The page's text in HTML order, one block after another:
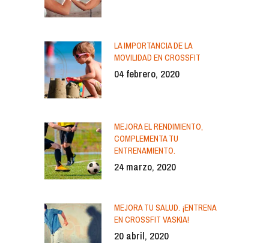
LA IMPORTANCIA DE LA
MOVILIDAD EN CROSSFIT
04 febrero, 2020
MEJORA EL RENDIMIENTO,
COMPLEMENTA TU
ENTRENAMIENTO.
24 marzo, 2020
MEJORA TU SALUD. ¡ENTRENA
EN CROSSFIT VASKIA!
20 abril, 2020